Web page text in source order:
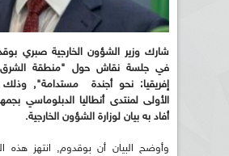
شارك وزير الشؤون الخارجية صبري
في جلسة نقاش حول "منطقة
إفريقيا: نحو أجندة مستدامة",
الأولى لمنتدى أنطاليا الدبلوماسي
أفاد به بيان لوزارة الشؤون الخارجية.
وأوضح البيان أن بوقدوم, انتهز هذه